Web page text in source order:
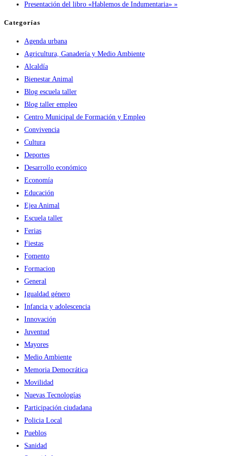
Presentación del libro «Hablemos de Indumentaria» »
Categorías
Agenda urbana
Agricultura, Ganadería y Medio Ambiente
Alcaldía
Bienestar Animal
Blog escuela taller
Blog taller empleo
Centro Municipal de Formación y Empleo
Convivencia
Cultura
Deportes
Desarrollo económico
Economía
Educación
Ejea Animal
Escuela taller
Ferias
Fiestas
Fomento
Formacion
General
Igualdad género
Infancia y adolescencia
Innovación
Juventud
Mayores
Medio Ambiente
Memoria Democrática
Movilidad
Nuevas Tecnologías
Participación ciudadana
Policia Local
Pueblos
Sanidad